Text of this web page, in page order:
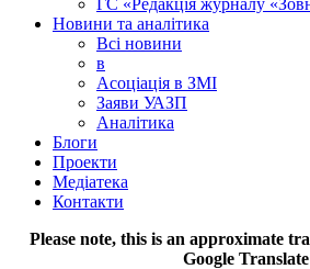
Новини та аналітика
Всі новини
в
Асоціація в ЗМІ
Заяви УАЗП
Аналітика
Блоги
Проекти
Медіатека
Контакти
Please note, this is an approximate
Google Translate